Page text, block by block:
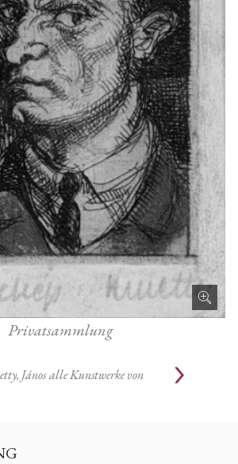
Privatsammlung
János alle Kunstwerke von